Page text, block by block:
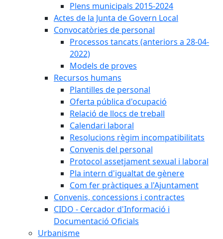
Plens municipals 2015-2024
Actes de la Junta de Govern Local
Convocatòries de personal
Processos tancats (anteriors a 28-04-
2022)
Models de proves
Recursos humans
Plantilles de personal
Oferta pública d'ocupació
Relació de llocs de treball
Calendari laboral
Resolucions règim incompatibilitats
Convenis del personal
Protocol assetjament sexual i laboral
Pla intern d'igualtat de gènere
Com fer pràctiques a l'Ajuntament
Convenis, concessions i contractes
CIDO - Cercador d'Informació i
Documentació Oficials
Urbanisme